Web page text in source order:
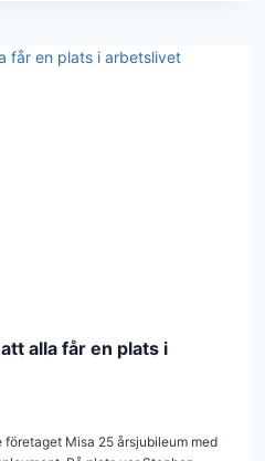
alla får en plats i
företaget Misa 25 årsjubileum med